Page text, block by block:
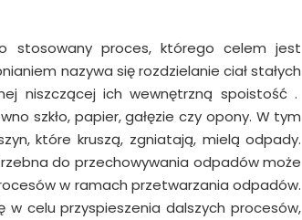
stosowany proces, którego celem jest
nazywa się rozdzielanie ciał stałych
niszczącej ich wewnętrzną spoistość .
szkło, papier, gałęzie czy opony. W tym
które kruszą, zgniatają, mielą odpady.
do przechowywania odpadów może
w ramach przetwarzania odpadów.
w celu przyspieszenia dalszych procesów,